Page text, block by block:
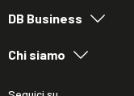
DB Business
Chi siamo